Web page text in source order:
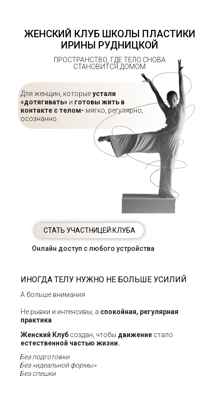
ЖЕНСКИЙ КЛУБ ШКОЛЫ ПЛАСТИКИ
ИРИНЫ РУДНИЦКОЙ
ПРОСТРАНСТВО, ГДЕ ТЕЛО СНОВА
СТАНОВИТСЯ ДОМОМ
Для женщин, которыеустали
«дотягивать» и готовы жить в
контакте с телом- мягко, регулярно,
осознанно.
А больше внимания
Не рывки и интенсивы, а спокойная, регулярная
практика
Женский Клуб создан, чтобы движение стало
естественной частью жизни.
Без подготовки
Без «идеальной формы»
Без спешки
Онлайн доступ с любого устройства
ИНОГДА ТЕЛУ НУЖНО НЕ БОЛЬШЕ УСИЛИЙ
СТАТЬ УЧАСТНИЦЕЙ КЛУБА